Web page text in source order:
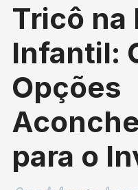
Tricô na
Infantil:
Opções
para o